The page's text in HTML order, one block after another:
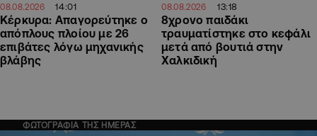
08.08.2026 14:01
Κέρκυρα: Απαγορεύτηκε ο
απόπλους πλοίου με 26
επιβάτες λόγω μηχανικής
βλάβης
08.08.2026 13:18
8χρονο παιδάκι
τραυματίστηκε στο κεφάλι
μετά από βουτιά στην
Χαλκιδική
ΦΩΤΟΓΡΑΦΙΑ ΤΗΣ ΗΜΕΡΑΣ